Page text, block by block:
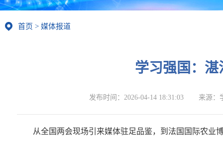
首页 > 媒体报道
学习强国：
发布时间： 2026-04-14 18:31:03 来源：
从全国两会现场引来媒体驻足品鉴，到法国国际农业